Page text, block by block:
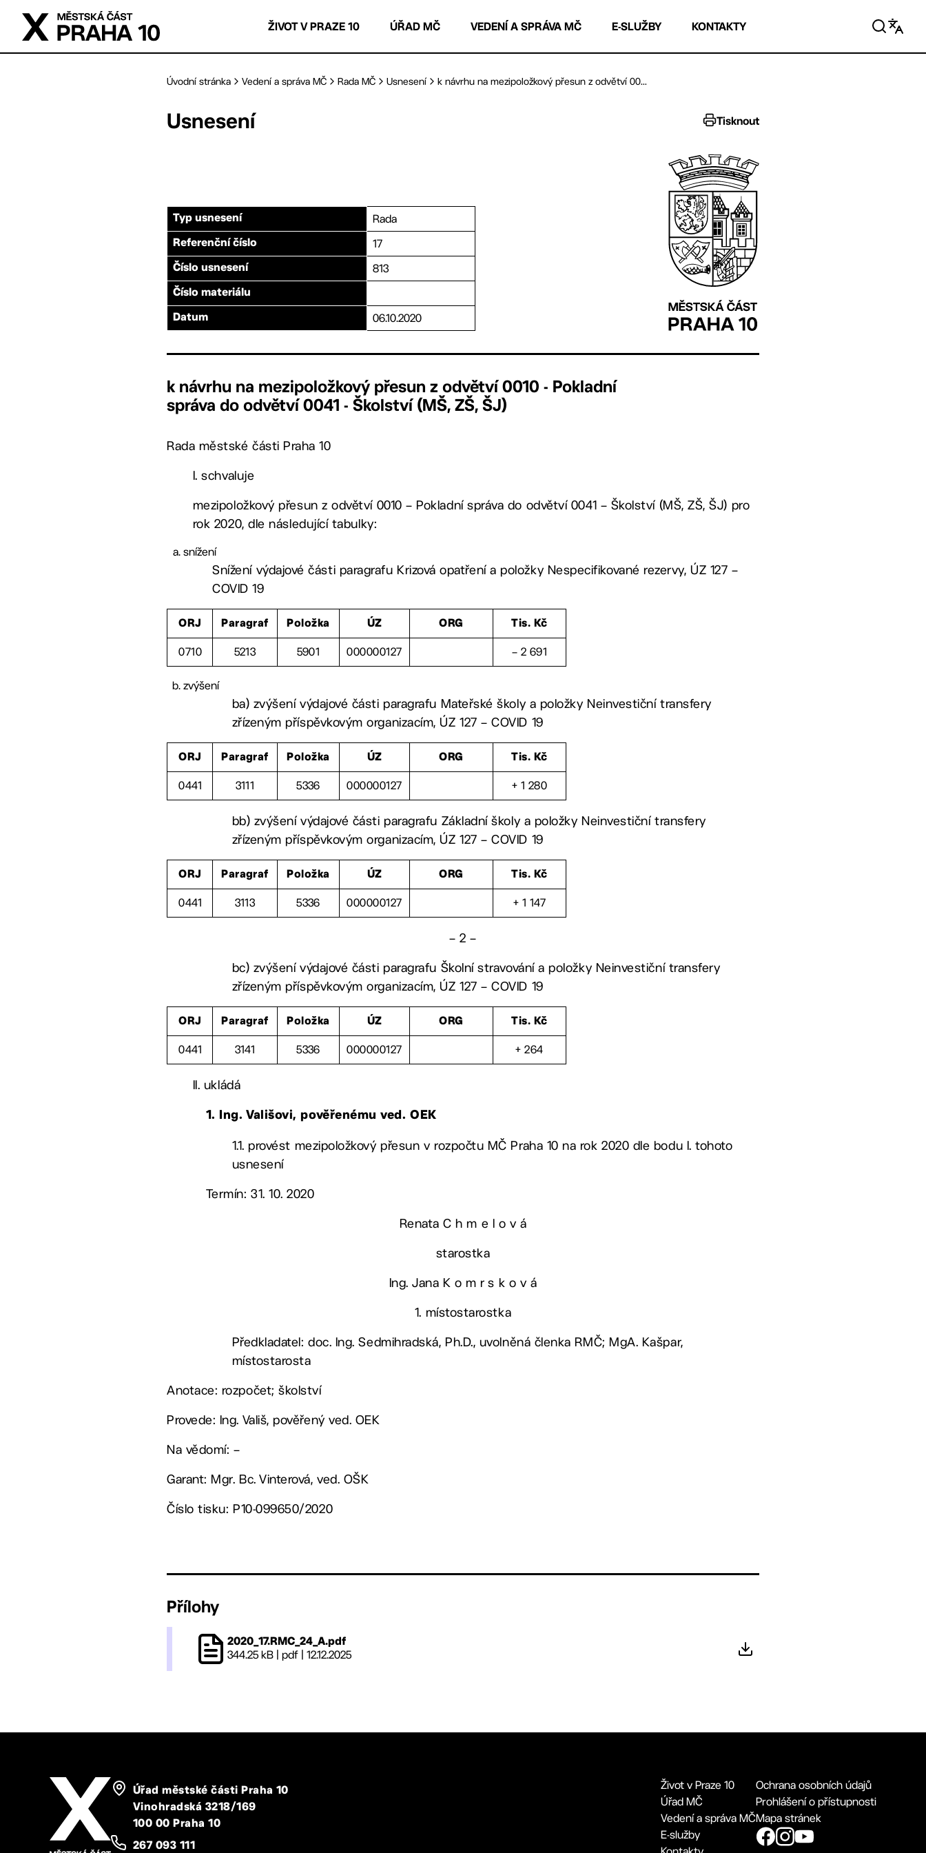
Přejít na hlavní obsah
ŽIVOT V PRAZE 10 ÚŘAD MČ VEDENÍ A SPRÁVA MČ E-SLUŽBY KONTAKTY
Úvodní stránka Vedení a správa MČ Rada MČ Usnesení k návrhu na mezipoložkový přesun z odvětví 00...
Usnesení Tisknout
Typ usnesení Rada
Referenční číslo 17
Číslo usnesení 813
Číslo materiálu
Datum 06.10.2020
k návrhu na mezipoložkový přesun z odvětví 0010 - Pokladní
správa do odvětví 0041 - Školství (MŠ, ZŠ, ŠJ)
Rada městské části Praha 10
I. schvaluje
mezipoložkový přesun z odvětví 0010 – Pokladní správa do odvětví 0041 – Školství (MŠ, ZŠ, ŠJ) pro
rok 2020, dle následující tabulky:
snížení
Snížení výdajové části paragrafu Krizová opatření a položky Nespecifikované rezervy, ÚZ 127 –
COVID 19
ORJ Paragraf Položka ÚZ ORG Tis. Kč
0710 5213 5901 000000127 – 2 691
zvýšení
ba) zvýšení výdajové části paragrafu Mateřské školy a položky Neinvestiční transfery
zřízeným příspěvkovým organizacím, ÚZ 127 – COVID 19
ORJ Paragraf Položka ÚZ ORG Tis. Kč
0441 3111 5336 000000127 + 1 280
bb) zvýšení výdajové části paragrafu Základní školy a položky Neinvestiční transfery
zřízeným příspěvkovým organizacím, ÚZ 127 – COVID 19
ORJ Paragraf Položka ÚZ ORG Tis. Kč
0441 3113 5336 000000127 + 1 147
– 2 –
bc) zvýšení výdajové části paragrafu Školní stravování a položky Neinvestiční transfery
zřízeným příspěvkovým organizacím, ÚZ 127 – COVID 19
ORJ Paragraf Položka ÚZ ORG Tis. Kč
0441 3141 5336 000000127 + 264
II. ukládá
1. Ing. Vališovi, pověřenému ved. OEK
1.1. provést mezipoložkový přesun v rozpočtu MČ Praha 10 na rok 2020 dle bodu I. tohoto
usnesení
Termín: 31. 10. 2020
Renata C h m e l o v á
starostka
Ing. Jana K o m r s k o v á
1. místostarostka
Předkladatel: doc. Ing. Sedmihradská, Ph.D., uvolněná členka RMČ; MgA. Kašpar,
místostarosta
Anotace: rozpočet; školství
Provede: Ing. Vališ, pověřený ved. OEK
Na vědomí: –
Garant: Mgr. Bc. Vinterová, ved. OŠK
Číslo tisku: P10-099650/2020
Přílohy
2020_17.RMC_24_A.pdf
344.25 kB | pdf | 12.12.2025
Úřad městské části Praha 10
Vinohradská 3218/169
100 00 Praha 10
267 093 111
Život v Praze 10
Úřad MČ
Vedení a správa MČ
E-služby
Ochrana osobních údajů
Prohlášení o přístupnosti
Mapa stránek